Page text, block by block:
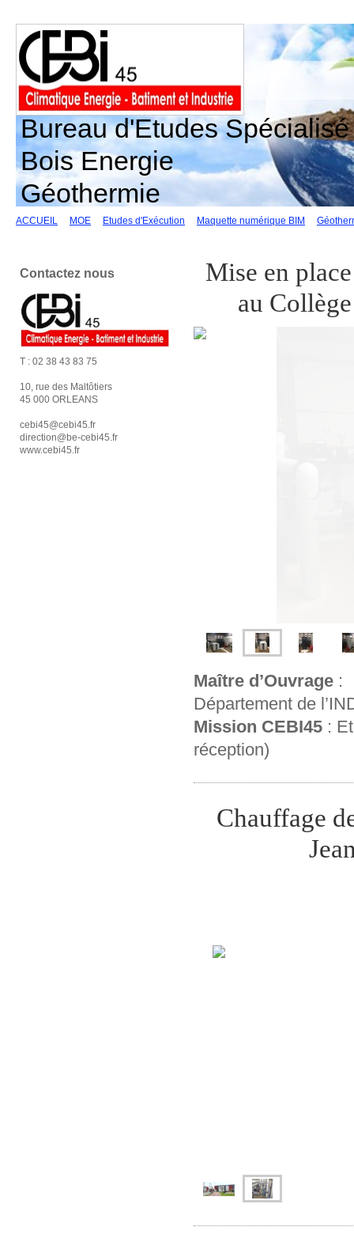
Bureau d'Etudes
Bois Energie
Géothermie
ACCUEIL MOE Etudes d'Exécution Maquette numérique BIM
Mise en
au
Maître d’Ouvrage :
Département de
Mission CEBI45 :
réception)
Chauffage
Contactez nous
T : 02 38 43 83 75
10, rue des Maltôtiers
45 000 ORLEANS
cebi45@cebi45.fr
direction@be-cebi45.fr
www.cebi45.fr